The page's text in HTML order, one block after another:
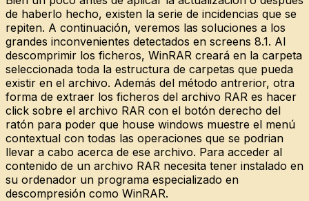
de haberlo hecho, existen la serie de incidencias que se
repiten. A continuación, veremos las soluciones a los
grandes inconvenientes detectados en screens 8.1. Al
descomprimir los ficheros, WinRAR creará en la carpeta
seleccionada toda la estructura de carpetas que pueda
existir en el archivo. Además del método antrerior, otra
forma de extraer los ficheros del archivo RAR es hacer
click sobre el archivo RAR con el botón derecho del
ratón para poder que house windows muestre el menú
contextual con todas las operaciones que se podrian
llevar a cabo acerca de ese archivo. Para acceder al
contenido de un archivo RAR necesita tener instalado en
su ordenador un programa especializado en
descompresión como WinRAR.